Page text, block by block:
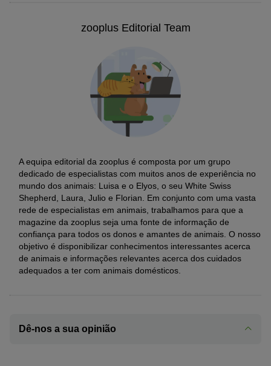
zooplus Editorial Team
A equipa editorial da zooplus é composta por um grupo
dedicado de especialistas com muitos anos de experiência no
mundo dos animais: Luisa e o Elyos, o seu White Swiss
Shepherd, Laura, Julio e Florian. Em conjunto com uma vasta
rede de especialistas em animais, trabalhamos para que a
magazine da zooplus seja uma fonte de informação de
confiança para todos os donos e amantes de animais. O nosso
objetivo é disponibilizar conhecimentos interessantes acerca
de animais e informações relevantes acerca dos cuidados
adequados a ter com animais domésticos.
Dê-nos a sua opinião